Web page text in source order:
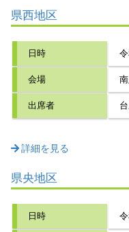
県西地区
日時
会場
出席者
詳細を見る
県央地区
日時